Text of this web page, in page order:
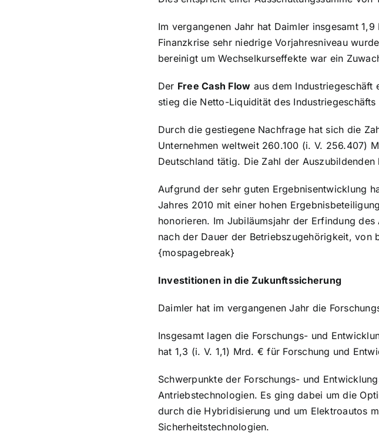
Im vergangenen Jahr hat Daimler insgesamt
Finanzkrise sehr niedrige Vorjahresniveau
bereinigt um Wechselkurseffekte war ein
Der Free Cash Flow aus dem
stieg die Netto-Liquidität des
Durch die gestiegene Nachfrage hat sich die
Unternehmen weltweit 260.100 (i. V. 256.407)
Deutschland tätig. Die Zahl der
Aufgrund der sehr guten Ergebnisentwicklung
Jahres 2010 mit einer hohen
honorieren. Im Jubiläumsjahr der Erfindung
nach der Dauer der Betriebszugehörigkeit, von
{mospagebreak}
Investitionen in die Zukunftssicherung
Daimler hat im vergangenen Jahr die
Insgesamt lagen die Forschungs- und
hat 1,3 (i. V. 1,1) Mrd. € für Forschung und
Schwerpunkte der Forschungs- und
Antriebstechnologien. Es ging dabei um die
durch die Hybridisierung und um Elektroautos
Sicherheitstechnologien.